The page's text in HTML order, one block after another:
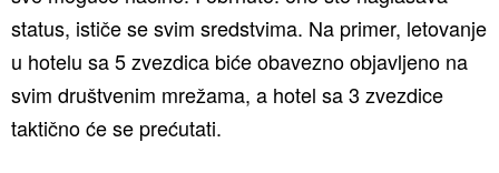
status, ističe se svim sredstvima. Na primer, letovanje
u hotelu sa 5 zvezdica biće obavezno objavljeno na
svim društvenim mrežama, a hotel sa 3 zvezdice
taktično će se prećutati.